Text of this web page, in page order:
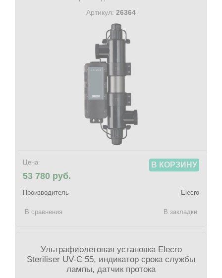
Артикул: 26364
Цена:
53 780 руб.
В КОРЗИНУ
Производитель Elecro
В сравнения В закладки
Ультрафиолетовая установка Elecro
Steriliser UV-C 55, индикатор срока службы
лампы, датчик протока